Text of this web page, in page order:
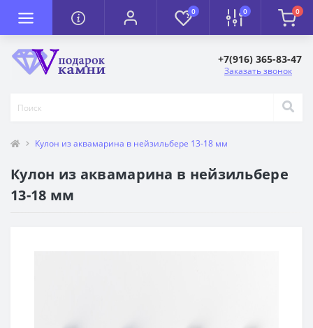
0 0 0
+7(916) 365-83-47
Заказать звонок
Кулон из аквамарина в нейзильбере 13-18 мм
Кулон из аквамарина в нейзильбере
13-18 мм